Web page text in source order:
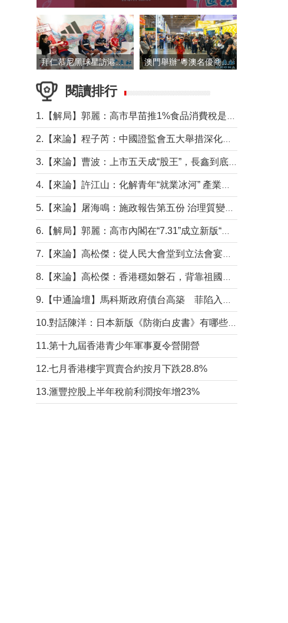
拜仁慕尼黑球星訪港 與球迷近距離互動 澳門舉辦“粵澳名優商品展”
閱讀排行
11.第十九屆香港青少年軍事夏令營開營
12.七月香港樓宇買賣合約按月下跌28.8%
13.滙豐控股上半年稅前利潤按年增23%